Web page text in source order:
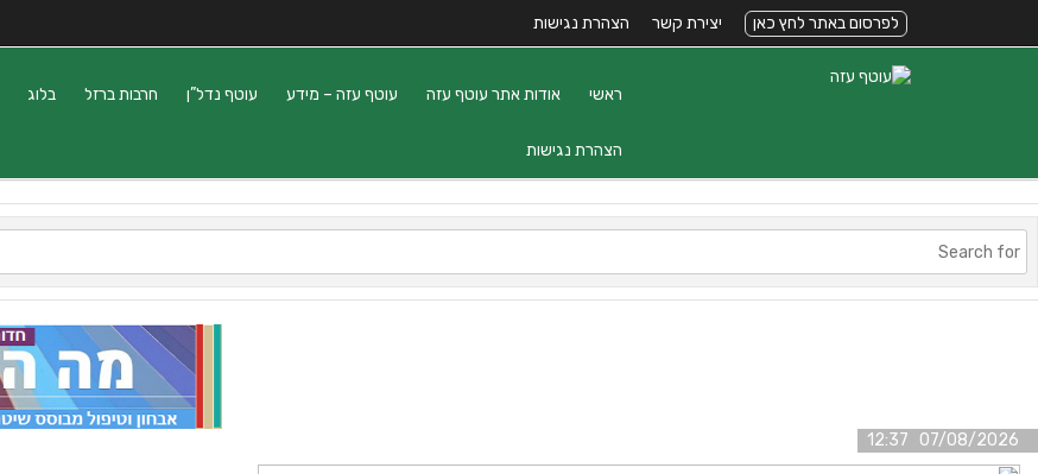
לפרסום באתר לחץ כאן יצירת קשר הצהרת נגישות
ראשי אודות אתר עוטף עזה עוטף עזה – מידע עוטף נדל”ן חרבות ברזל בלוג
הצהרת נגישות
07/08/2026 12:37